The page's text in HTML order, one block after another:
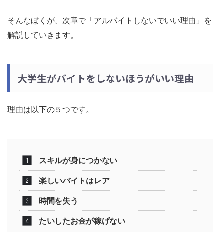
そんなぼくが、次章で「アルバイトしないでいい理由」を
解説していきます。
大学生がバイトをしないほうがいい理由
理由は以下の５つです。
スキルが身につかない
楽しいバイトはレア
時間を失う
たいしたお金が稼げない